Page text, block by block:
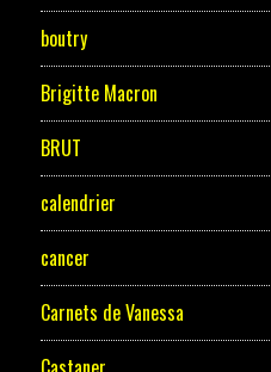
boutry
Brigitte Macron
BRUT
calendrier
cancer
Carnets de Vanessa